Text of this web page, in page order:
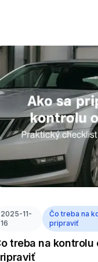
2025-11-
16
Čo treba na
pripraviť
treba na